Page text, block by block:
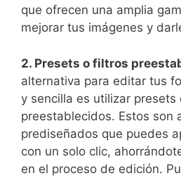
que ofrecen una amplia
mejorar tus imágenes y
2. Presets⁣ o filtros
alternativa para editar tus
y sencilla es utilizar presets
⁣preestablecidos. Estos‌ son
prediseñados que puedes
con un solo clic,
en el proceso de edición.